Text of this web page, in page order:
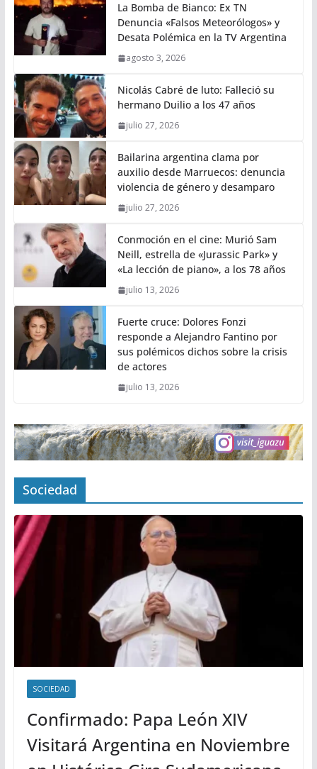
La Bomba de Bianco: Ex TN
Denuncia «Falsos Meteorólogos» y
Desata Polémica en la TV Argentina
agosto 3, 2026
Nicolás Cabré de luto: Falleció su
hermano Duilio a los 47 años
julio 27, 2026
Bailarina argentina clama por
auxilio desde Marruecos: denuncia
violencia de género y desamparo
julio 27, 2026
Conmoción en el cine: Murió Sam
Neill, estrella de «Jurassic Park» y
«La lección de piano», a los 78 años
julio 13, 2026
Fuerte cruce: Dolores Fonzi
responde a Alejandro Fantino por
sus polémicos dichos sobre la crisis
de actores
julio 13, 2026
Sociedad
SOCIEDAD
Confirmado: Papa León XIV
Visitará Argentina en Noviembre